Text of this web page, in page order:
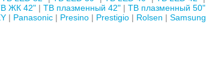
ЖК 42" ТВ плазменный 42"
ТВ плазменный 50"
Panasonic Presino Prestigio Rolsen Samsung